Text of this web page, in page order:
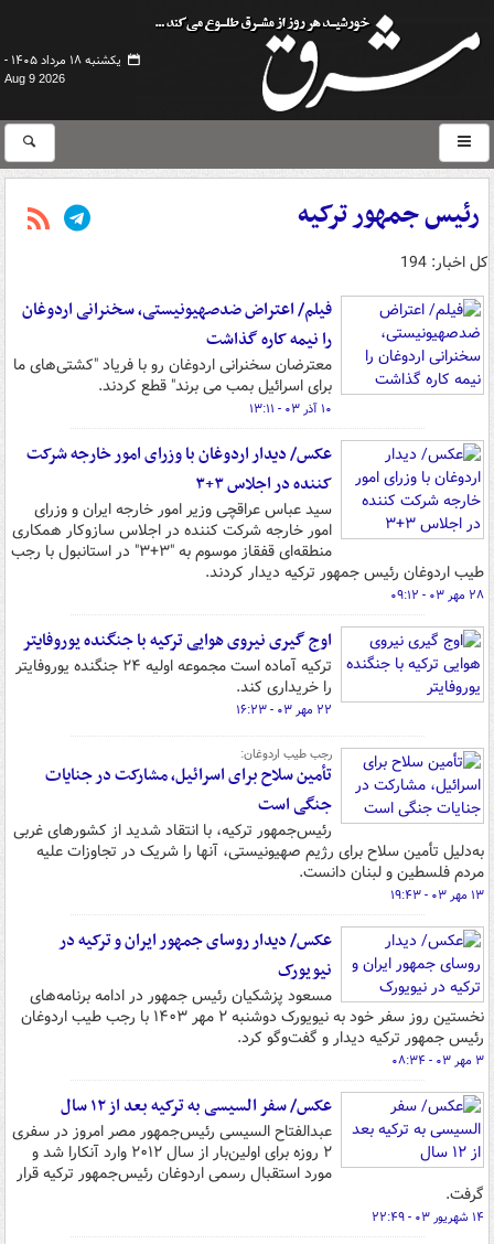
یکشنبه ۱۸ مرداد ۱۴۰۵ -
Aug 9 2026
رئیس جمهور ترکیه
کل اخبار: 194
فیلم/ اعتراض ضدصهیونیستی، سخنرانی اردوغان
را نیمه کاره گذاشت
معترضان سخنرانی اردوغان رو با فریاد "کشتی‌های ما
برای اسرائیل بمب می برند" قطع کردند.
۱۰ آذر ۰۳ - ۱۳:۱۱
عکس/ دیدار اردوغان با وزرای امور خارجه شرکت
کننده در اجلاس ۳+۳
سید عباس عراقچی وزیر امور خارجه ایران و وزرای
امور خارجه شرکت کننده در اجلاس سازوکار همکاری
منطقه‌ای قفقاز موسوم به "۳+۳" در استانبول با رجب
طیب اردوغان رئیس جمهور ترکیه دیدار کردند.
۲۸ مهر ۰۳ - ۰۹:۱۲
اوج گیری نیروی هوایی ترکیه با جنگنده یوروفایتر
ترکیه آماده است مجموعه اولیه ۲۴ جنگنده یوروفایتر
را خریداری کند.
۲۲ مهر ۰۳ - ۱۶:۲۳
رجب طیب اردوغان:
تأمین سلاح برای اسرائیل، مشارکت در جنایات
جنگی است
رئیس‌جمهور ترکیه، با انتقاد شدید از کشورهای غربی
به‌دلیل تأمین سلاح برای رژیم صهیونیستی، آنها را شریک در تجاوزات علیه
مردم فلسطین و لبنان دانست.
۱۳ مهر ۰۳ - ۱۹:۴۳
عکس/ دیدار روسای جمهور ایران و ترکیه در
نیویورک
مسعود پزشکیان رئیس جمهور در ادامه برنامه‌های
نخستین روز سفر خود به نیویورک دوشنبه ۲ مهر ۱۴۰۳ با رجب طیب اردوغان
رئیس جمهور ترکیه دیدار و گفت‌وگو کرد.
۳ مهر ۰۳ - ۰۸:۳۴
عکس/ سفر السیسی به ترکیه بعد از ۱۲ سال
عبدالفتاح السیسی رئیس‌جمهور مصر امروز در سفری
۲ روزه برای اولین‌بار از سال ۲۰۱۲ وارد آنکارا شد و
مورد استقبال رسمی اردوغان رئیس‌جمهور ترکیه قرار
گرفت.
۱۴ شهریور ۰۳ - ۲۲:۴۹